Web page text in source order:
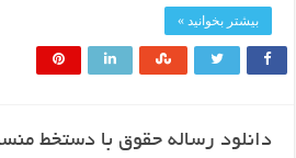
بیشتر بخوانید »
دانلود رساله حقوق با دستخط